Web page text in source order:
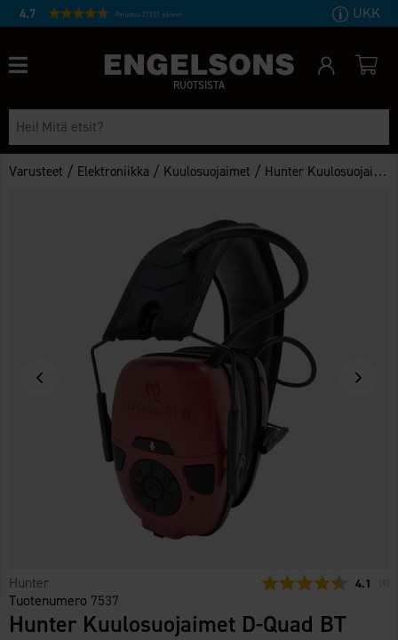
4.7 Perustuu 27231 ääneen UKK
RUOTSISTA
Varusteet / Elektroniikka / Kuulosuojaimet / Hunter Kuulosuojaimet D-Quad BT
Hunter
Tuotenumero 7537
4.1 9
Hunter Kuulosuojaimet D-Quad BT